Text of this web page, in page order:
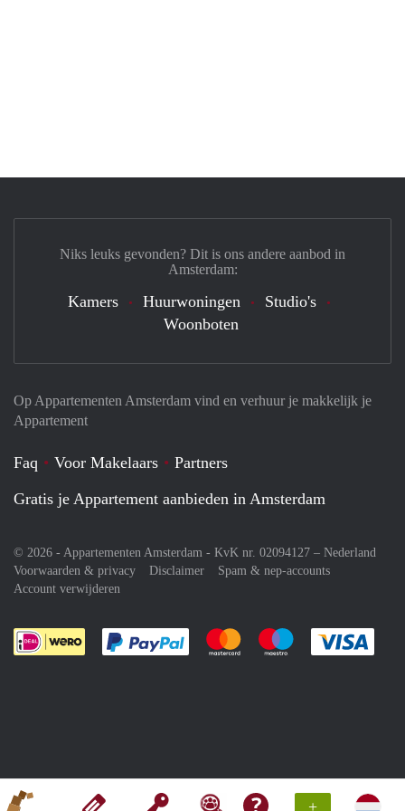
+
Op Appartementen Amsterdam vind en verhuur je makkelijk je
Appartement
Faq Voor Makelaars
Partners
Gratis je Appartement aanbieden in Amsterdam
© 2026 - Appartementen Amsterdam - KvK nr. 02094127 – Nederland
Voorwaarden & privacy
Disclaimer
Spam & nep-accounts
Account verwijderen
Je rekent gemakkelijk af met Paypal
Je rekent gemakkelijk af met
Je rekent
Niks leuks gevonden? Dit is ons andere aanbod in
Amsterdam:
Kamers Huurwoningen
Studio's
Woonboten